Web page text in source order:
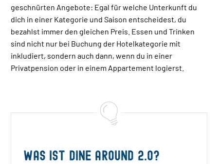
geschnürten Angebote: Egal für welche Unterkunft du
dich in einer Kategorie und Saison entscheidest, du
bezahlst immer den gleichen Preis. Essen und Trinken
sind nicht nur bei Buchung der Hotelkategorie mit
inkludiert, sondern auch dann, wenn du in einer
Privatpension oder in einem Appartement logierst.
Was ist Dine Around 2.0?